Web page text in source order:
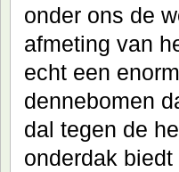
onder ons de
afmeting van
echt een
dennebomen
dal tegen de
onderdak